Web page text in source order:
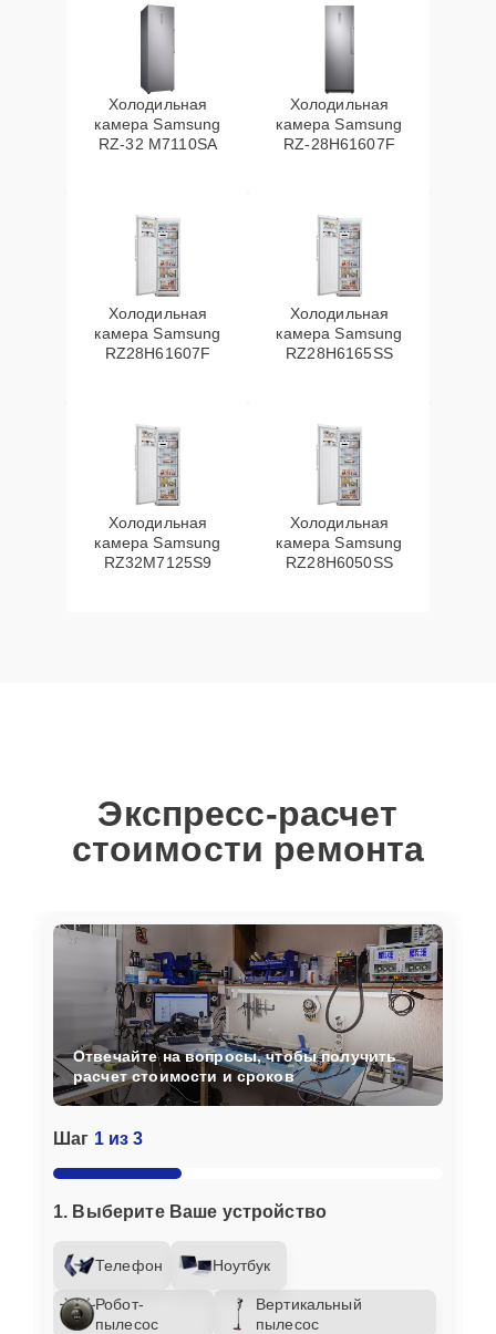
Холодильная
камера Samsung
RZ-32 M7110SA
Холодильная
камера Samsung
RZ-28H61607F
Холодильная
камера Samsung
RZ28H61607F
Холодильная
камера Samsung
RZ28H6165SS
Холодильная
камера Samsung
RZ32M7125S9
Холодильная
камера Samsung
RZ28H6050SS
Экспресс-расчет
стоимости ремонта
Шаг 1 из 3
1. Выберите Ваше устройство
Телефон Ноутбук
Робот-
пылесос
Вертикальный
пылесос
Отвечайте на вопросы, чтобы получить
расчет стоимости и сроков